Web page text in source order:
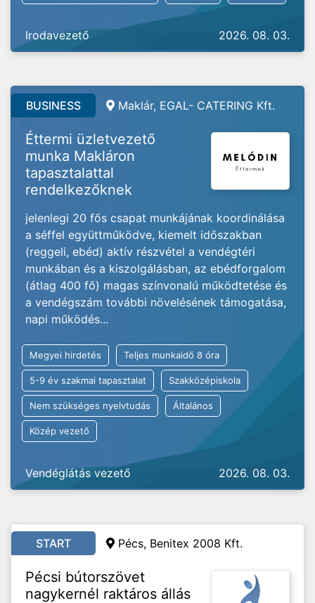
Irodavezető 2026. 08. 03.
BUSINESS Maklár, EGAL- CATERING Kft.
Éttermi üzletvezető
munka Makláron
tapasztalattal
rendelkezőknek
jelenlegi 20 fős csapat munkájának koordinálása
a séffel együttműködve, kiemelt időszakban
(reggeli, ebéd) aktív részvétel a vendégtéri
munkában és a kiszolgálásban, az ebédforgalom
(átlag 400 fő) magas színvonalú működtetése és
a vendégszám további növelésének támogatása,
napi működés...
Megyei hirdetés Teljes munkaidő 8 óra
5-9 év szakmai tapasztalat Szakközépiskola
Nem szükséges nyelvtudás Általános
Közép vezető
Vendéglátás vezető 2026. 08. 03.
START Pécs, Benitex 2008 Kft.
Pécsi bútorszövet
nagykernél raktáros állás